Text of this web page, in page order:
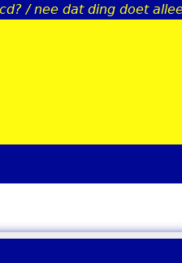
Jump
/ nee dat ding doet